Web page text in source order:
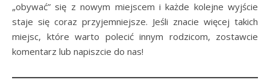
„obywać” się z nowym miejscem i każde kolejne wyjście
staje się coraz przyjemniejsze. Jeśli znacie więcej takich
miejsc, które warto polecić innym rodzicom, zostawcie
komentarz lub napiszcie do nas!